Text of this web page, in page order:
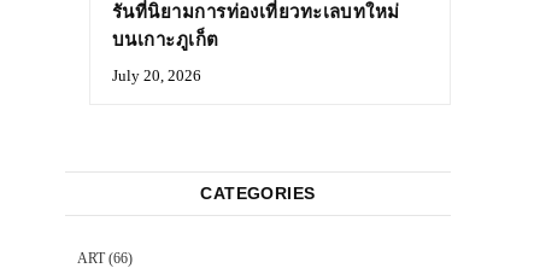
รันที่นิยามการท่องเที่ยวทะเลบทใหม่
บนเกาะภูเก็ต
July 20, 2026
CATEGORIES
ART(66)